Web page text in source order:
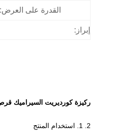
القدرة على العرض:
إبراز:
ركيزة كورديريت السيراميك
2. 1. استخدام المنتج